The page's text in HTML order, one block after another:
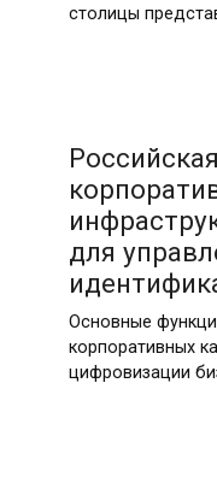
столицы
для
Основные
корпоративных
цифровизации